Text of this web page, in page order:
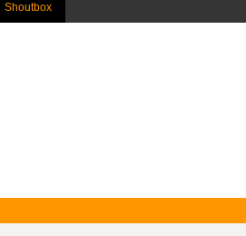
Shoutbox